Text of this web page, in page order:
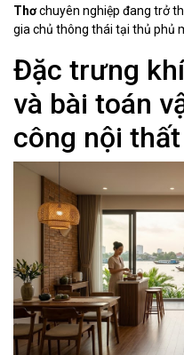
Thơchuyên nghiệp đang trở
gia chủ thông thái tại thủ phủ
Đặc trưng
và bài toán
công nội